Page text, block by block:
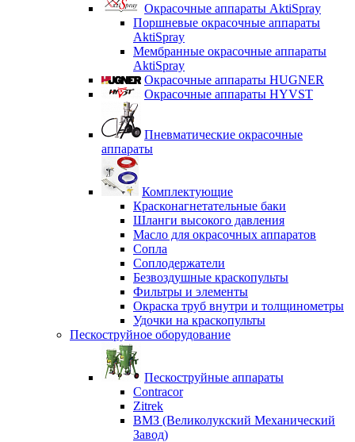
Окрасочные аппараты AktiSpray
Поршневые окрасочные аппараты
AktiSpray
Мембранные окрасочные аппараты
AktiSpray
Окрасочные аппараты HUGNER
Окрасочные аппараты HYVST
Пневматические окрасочные
аппараты
Комплектующие
Красконагнетательные баки
Шланги высокого давления
Масло для окрасочных аппаратов
Сопла
Соплодержатели
Безвоздушные краскопульты
Фильтры и элементы
Окраска труб внутри и толщинометры
Удочки на краскопульты
Пескоструйное оборудование
Пескоструйные аппараты
Contracor
Zitrek
ВМЗ (Великолукский Механический
Завод)